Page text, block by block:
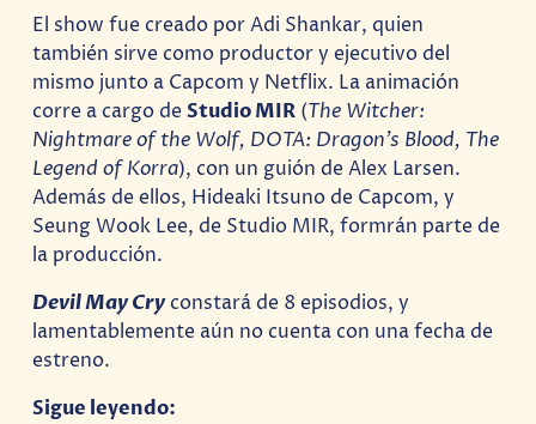
El show fue creado por Adi Shankar, quien
también sirve como productor y ejecutivo del
mismo junto a Capcom y Netflix. La animación
corre a cargo deStudio MIR (The Witcher:
Nightmare of the Wolf, DOTA: Dragon’s Blood, The
Legend of Korra), con un guión de Alex Larsen.
Además de ellos, Hideaki Itsuno de Capcom, y
Seung Wook Lee, de Studio MIR, formrán parte de
la producción.
Devil May Cryconstará de 8 episodios, y
lamentablemente aún no cuenta con una fecha de
estreno.
Sigue leyendo: